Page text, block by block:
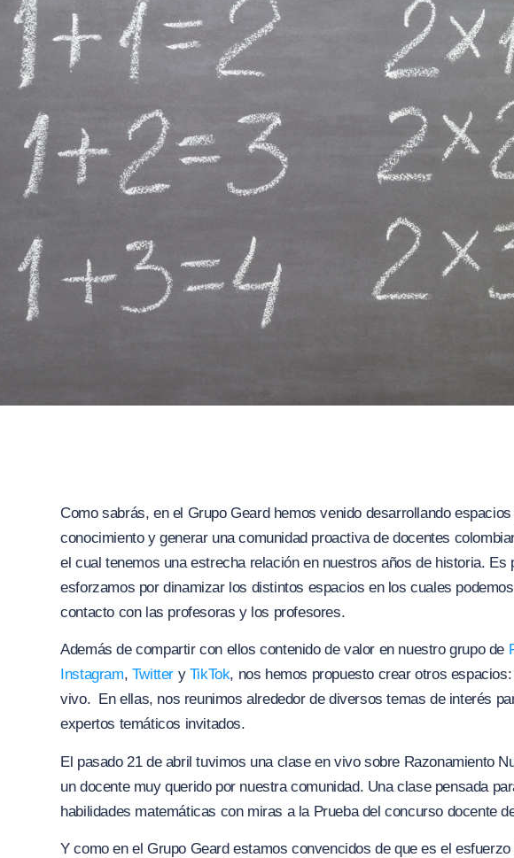
Como sabrás, en el Grupo Geard hemos venido desarrollando
conocimiento y generar una comunidad proactiva de docentes
el cual tenemos una estrecha relación en nuestros años de historia. Es
esforzamos por dinamizar los distintos espacios en los cuales
contacto con las profesoras y los profesores.
Además de compartir con ellos contenido de valor en nuestro grupo de
Instagram, Twitter y TikTok, nos hemos propuesto crear otros
vivo. En ellas, nos reunimos alrededor de diversos temas de interés
expertos temáticos invitados.
El pasado 21 de abril tuvimos una clase en vivo sobre Razonamiento
un docente muy querido por nuestra comunidad. Una clase pensada
habilidades matemáticas con miras a la Prueba del concurso docente
Y como en el Grupo Geard estamos convencidos de que es el